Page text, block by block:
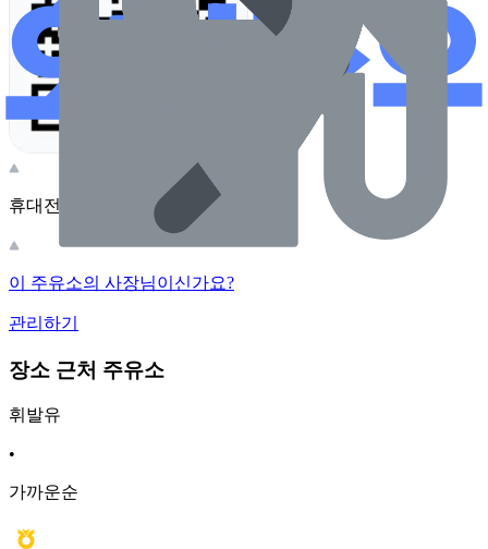
휴대전화 카메라로 찍어보세요
이 주유소의 사장님이신가요?
관리하기
장소 근처 주유소
휘발유
•
가까운순